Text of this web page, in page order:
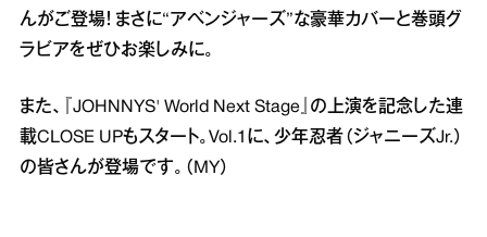
んがご登場！ まさに“アベンジャーズ”な豪華カバーと巻頭グ
ラビアをぜひお楽しみに。
また、『JOHNNYS' World Next Stage』の上演を記念した連
載CLOSE UPもスタート。Vol.1に、少年忍者（ジャニーズJr.）
の皆さんが登場です。（MY）